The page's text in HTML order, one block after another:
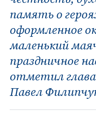
память о
оформленное
маленький
праздничное
отметил глава
Павел